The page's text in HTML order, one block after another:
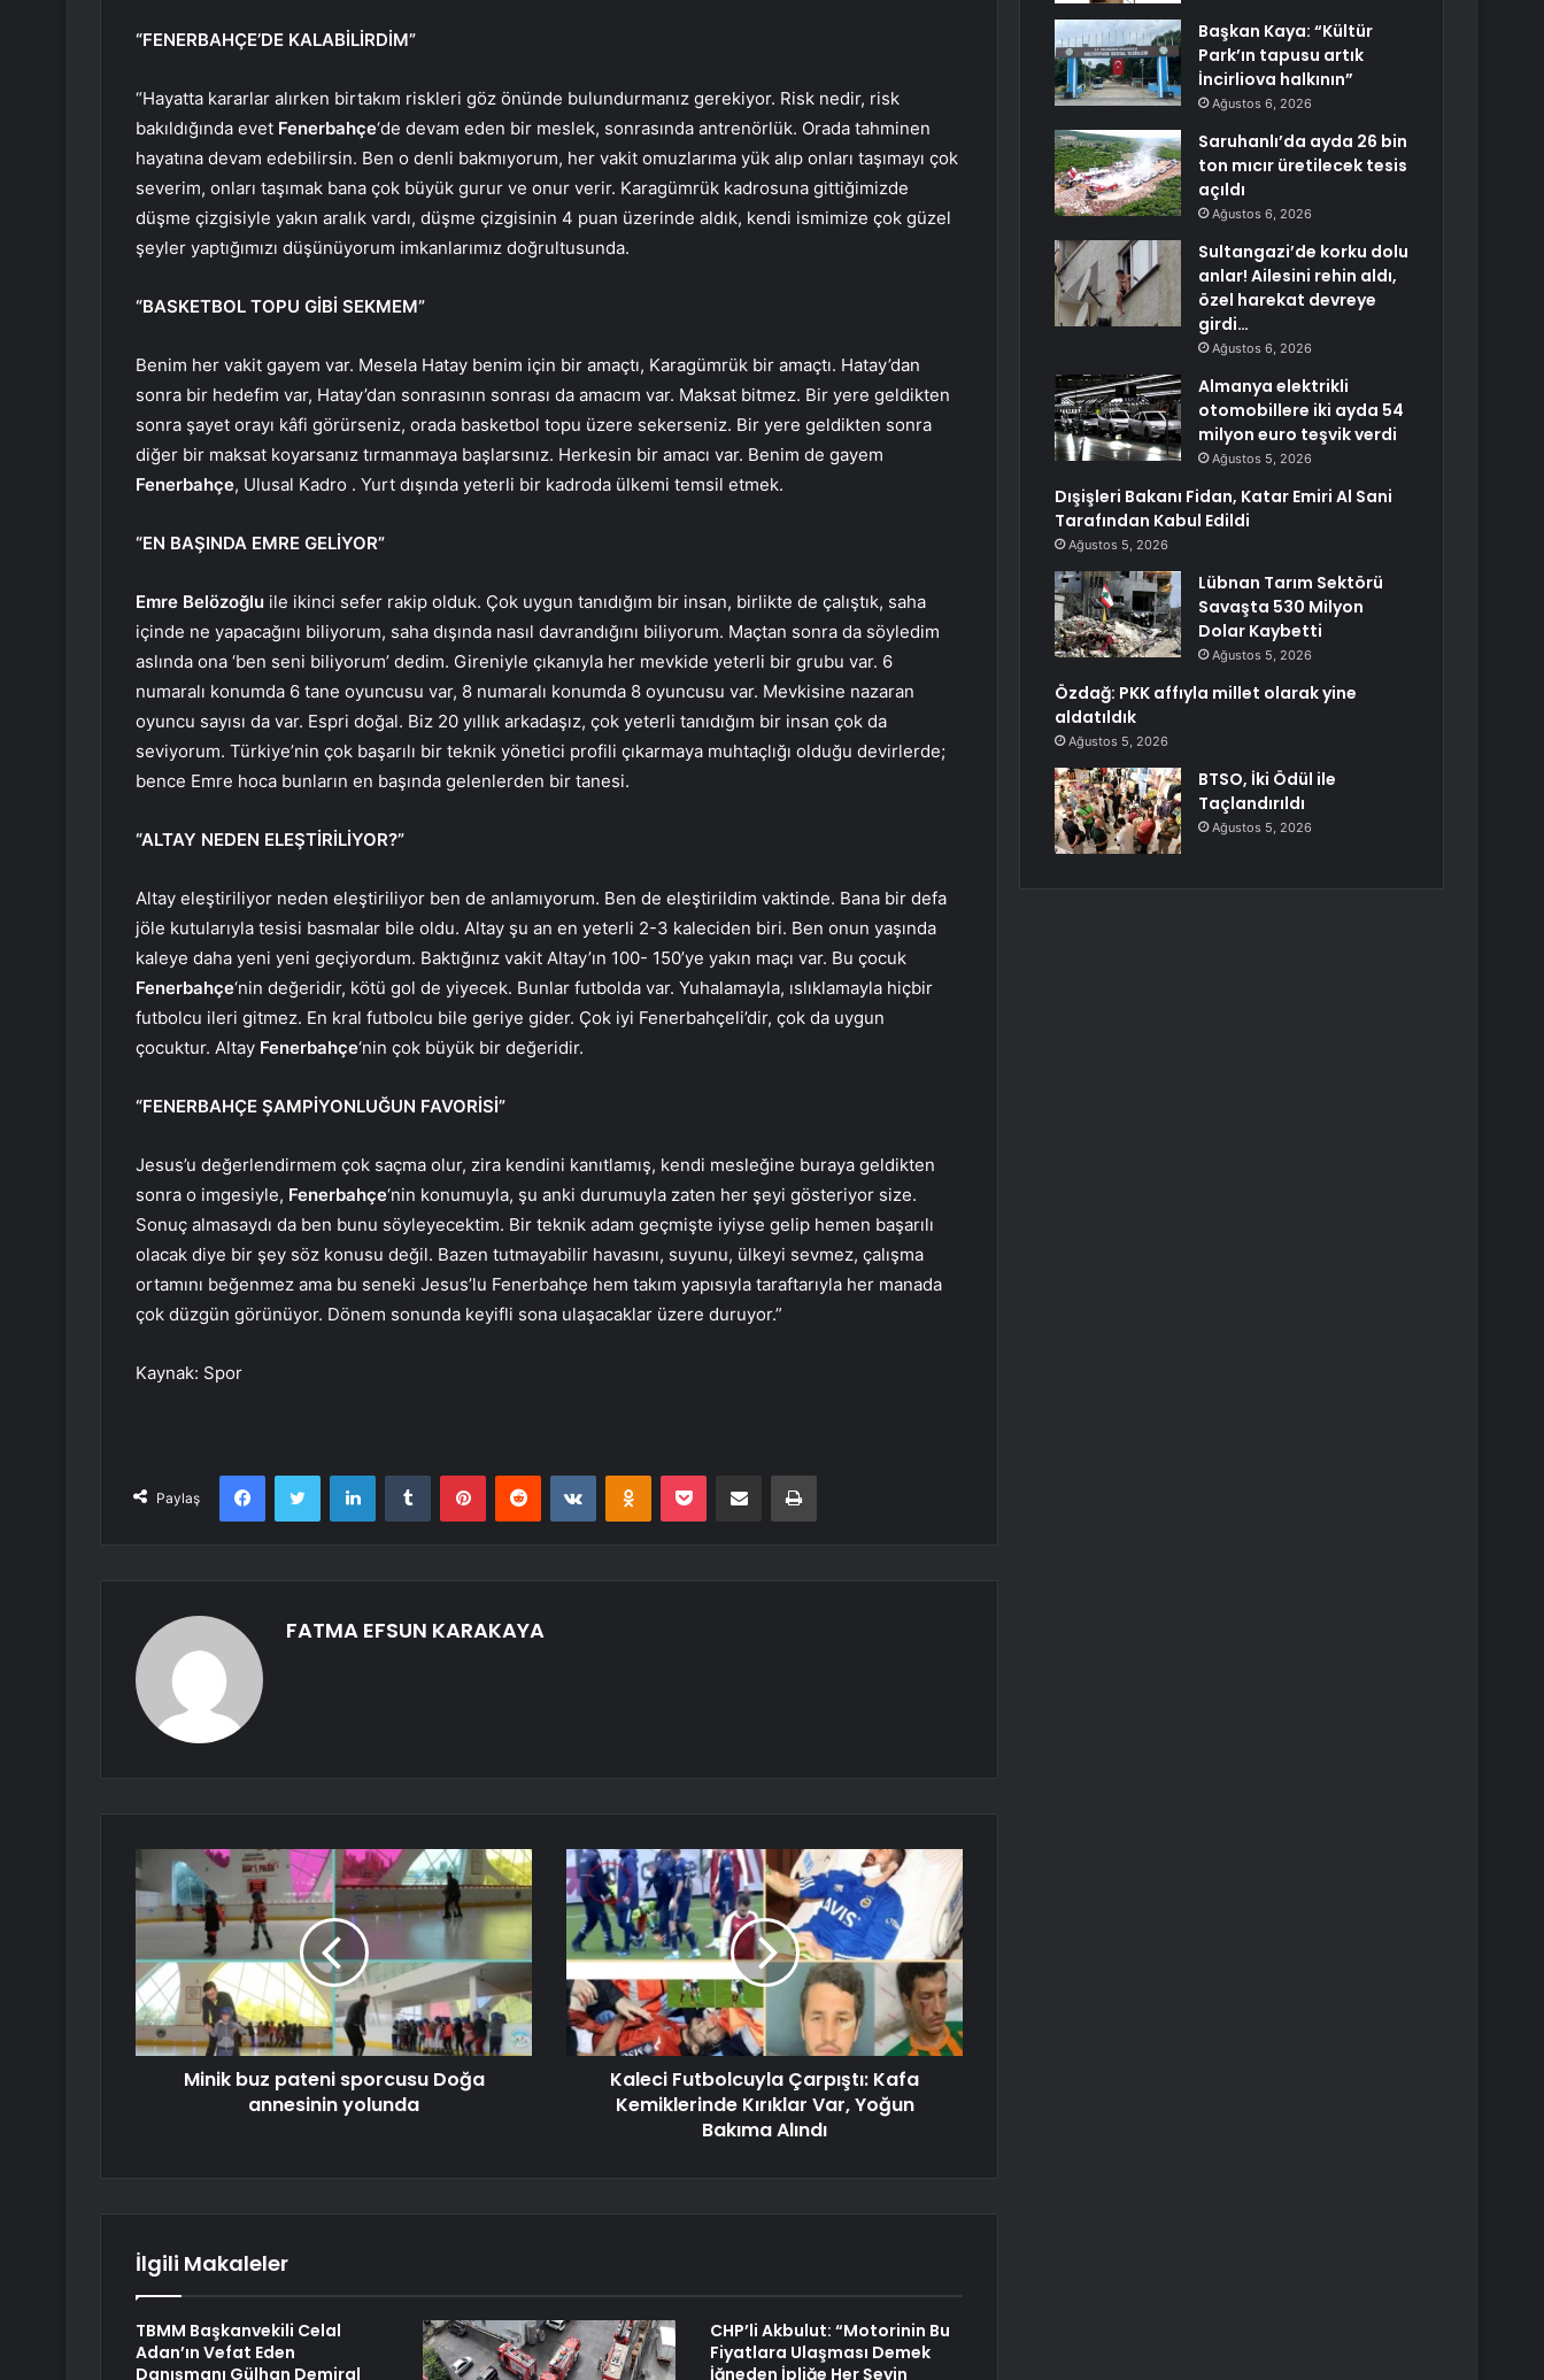
“FENERBAHÇE’DE KALABİLİRDİM”
“Hayatta kararlar alırken birtakım riskleri göz önünde bulundurmanız gerekiyor. Risk nedir, risk
bakıldığında evet Fenerbahçe‘de devam eden bir meslek, sonrasında antrenörlük. Orada tahminen
hayatına devam edebilirsin. Ben o denli bakmıyorum, her vakit omuzlarıma yük alıp onları taşımayı çok
severim, onları taşımak bana çok büyük gurur ve onur verir. Karagümrük kadrosuna gittiğimizde
düşme çizgisiyle yakın aralık vardı, düşme çizgisinin 4 puan üzerinde aldık, kendi ismimize çok güzel
şeyler yaptığımızı düşünüyorum imkanlarımız doğrultusunda.
“BASKETBOL TOPU GİBİ SEKMEM”
Benim her vakit gayem var. Mesela Hatay benim için bir amaçtı, Karagümrük bir amaçtı. Hatay’dan
sonra bir hedefim var, Hatay’dan sonrasının sonrası da amacım var. Maksat bitmez. Bir yere geldikten
sonra şayet orayı kâfi görürseniz, orada basketbol topu üzere sekerseniz. Bir yere geldikten sonra
diğer bir maksat koyarsanız tırmanmaya başlarsınız. Herkesin bir amacı var. Benim de gayem
Fenerbahçe, Ulusal Kadro . Yurt dışında yeterli bir kadroda ülkemi temsil etmek.
“EN BAŞINDA EMRE GELİYOR”
Emre Belözoğlu ile ikinci sefer rakip olduk. Çok uygun tanıdığım bir insan, birlikte de çalıştık, saha
içinde ne yapacağını biliyorum, saha dışında nasıl davrandığını biliyorum. Maçtan sonra da söyledim
aslında ona ‘ben seni biliyorum’ dedim. Gireniyle çıkanıyla her mevkide yeterli bir grubu var. 6
numaralı konumda 6 tane oyuncusu var, 8 numaralı konumda 8 oyuncusu var. Mevkisine nazaran
oyuncu sayısı da var. Espri doğal. Biz 20 yıllık arkadaşız, çok yeterli tanıdığım bir insan çok da
seviyorum. Türkiye’nin çok başarılı bir teknik yönetici profili çıkarmaya muhtaçlığı olduğu devirlerde;
bence Emre hoca bunların en başında gelenlerden bir tanesi.
“ALTAY NEDEN ELEŞTİRİLİYOR?”
Altay eleştiriliyor neden eleştiriliyor ben de anlamıyorum. Ben de eleştirildim vaktinde. Bana bir defa
jöle kutularıyla tesisi basmalar bile oldu. Altay şu an en yeterli 2-3 kaleciden biri. Ben onun yaşında
kaleye daha yeni yeni geçiyordum. Baktığınız vakit Altay’ın 100- 150’ye yakın maçı var. Bu çocuk
Fenerbahçe‘nin değeridir, kötü gol de yiyecek. Bunlar futbolda var. Yuhalamayla, ıslıklamayla hiçbir
futbolcu ileri gitmez. En kral futbolcu bile geriye gider. Çok iyi Fenerbahçeli’dir, çok da uygun
çocuktur. Altay Fenerbahçe‘nin çok büyük bir değeridir.
“FENERBAHÇE ŞAMPİYONLUĞUN FAVORİSİ”
Jesus’u değerlendirmem çok saçma olur, zira kendini kanıtlamış, kendi mesleğine buraya geldikten
sonra o imgesiyle, Fenerbahçe‘nin konumuyla, şu anki durumuyla zaten her şeyi gösteriyor size.
Sonuç almasaydı da ben bunu söyleyecektim. Bir teknik adam geçmişte iyiyse gelip hemen başarılı
olacak diye bir şey söz konusu değil. Bazen tutmayabilir havasını, suyunu, ülkeyi sevmez, çalışma
ortamını beğenmez ama bu seneki Jesus’lu Fenerbahçe hem takım yapısıyla taraftarıyla her manada
çok düzgün görünüyor. Dönem sonunda keyifli sona ulaşacaklar üzere duruyor.”
Kaynak: Spor
Paylaş
FacebookTwitter LinkedInTumblr PinterestReddit VKontakteOdnoklassniki
Pocket E-Posta ile paylaş Yazdır
FATMA EFSUN KARAKAYA
Minik buz pateni sporcusu Doğa
annesinin yolunda
Kaleci Futbolcuyla Çarpıştı: Kafa
Kemiklerinde Kırıklar Var, Yoğun
Bakıma Alındı
İlgili Makaleler
TBMM Başkanvekili Celal
Adan’ın Vefat Eden
Danışmanı Gülhan Demiral
CHP’li Akbulut: “Motorinin Bu
Fiyatlara Ulaşması Demek
İğneden İpliğe Her Şeyin
Başkan Kaya: “Kültür
Park’ın tapusu artık
İncirliova halkının”
Ağustos 6, 2026
Saruhanlı’da ayda 26 bin
ton mıcır üretilecek tesis
açıldı
Ağustos 6, 2026
Sultangazi’de korku dolu
anlar! Ailesini rehin aldı,
özel harekat devreye
girdi…
Ağustos 6, 2026
Almanya elektrikli
otomobillere iki ayda 54
milyon euro teşvik verdi
Ağustos 5, 2026
Dışişleri Bakanı Fidan, Katar Emiri Al Sani
Tarafından Kabul Edildi
Ağustos 5, 2026
Lübnan Tarım Sektörü
Savaşta 530 Milyon
Dolar Kaybetti
Ağustos 5, 2026
Özdağ: PKK affıyla millet olarak yine
aldatıldık
Ağustos 5, 2026
BTSO, İki Ödül ile
Taçlandırıldı
Ağustos 5, 2026